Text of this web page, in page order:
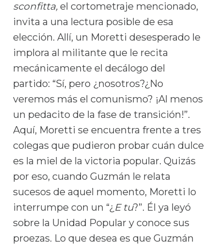
sconfitta, el cortometraje mencionado,
invita a una lectura posible de esa
elección. Allí, un Moretti desesperado le
implora al militante que le recita
mecánicamente el decálogo del
partido: “Sí, pero ¿nosotros?¿No
veremos más el comunismo? ¡Al menos
un pedacito de la fase de transición!”.
Aquí, Moretti se encuentra frente a tres
colegas que pudieron probar cuán dulce
es la miel de la victoria popular. Quizás
por eso, cuando Guzmán le relata
sucesos de aquel momento, Moretti lo
interrumpe con un “¿ E tu?”. Él ya leyó
sobre la Unidad Popular y conoce sus
proezas. Lo que desea es que Guzmán